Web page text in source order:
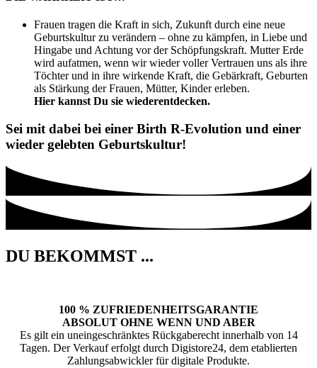
Frauen tragen die Kraft in sich, Zukunft durch eine neue
Geburtskultur zu verändern – ohne zu kämpfen, in Liebe und
Hingabe und Achtung vor der Schöpfungskraft. Mutter Erde
wird aufatmen, wenn wir wieder voller Vertrauen uns als ihre
Töchter und in ihre wirkende Kraft, die Gebärkraft, Geburten
als Stärkung der Frauen, Mütter, Kinder erleben.
Hier kannst Du sie wiederentdecken.
Sei mit dabei bei einer Birth R-Evolution und einer
wieder gelebten Geburtskultur!
DU BEKOMMST ...
100 % ZUFRIEDENHEITSGARANTIE
ABSOLUT OHNE WENN UND ABER
Es gilt ein uneingeschränktes Rückgaberecht innerhalb von 14
Tagen. Der Verkauf erfolgt durch Digistore24, dem etablierten
Zahlungsabwickler für digitale Produkte.